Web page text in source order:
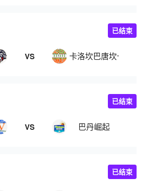
VS 卡洛坎巴唐坎卡洛
已结束
VS 巴丹崛起
已结束
已结束